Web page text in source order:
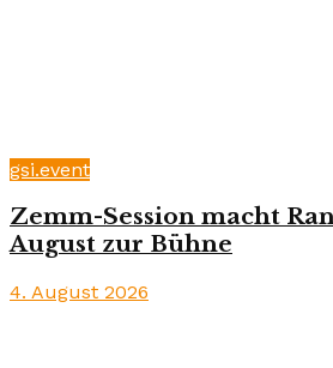
gsi.event
Zemm-Session macht
August zur Bühne
4. August 2026